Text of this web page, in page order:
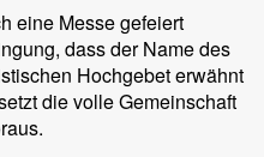
eine Messe gefeiert
dass der Name des
Hochgebet erwähnt
die volle Gemeinschaft